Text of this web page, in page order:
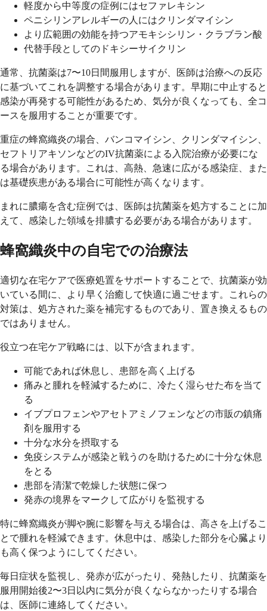
軽度から中等度の症例にはセファレキシン
ペニシリンアレルギーの人にはクリンダマイシン
より広範囲の効能を持つアモキシシリン・クラブラン酸
代替手段としてのドキシーサイクリン
通常、抗菌薬は7〜10日間服用しますが、医師は治療への反応
に基づいてこれを調整する場合があります。早期に中止すると
感染が再発する可能性があるため、気分が良くなっても、全コ
ースを服用することが重要です。
重症の蜂窩織炎の場合、バンコマイシン、クリンダマイシン、
セフトリアキソンなどのIV抗菌薬による入院治療が必要にな
る場合があります。これは、高熱、急速に広がる感染症、また
は基礎疾患がある場合に可能性が高くなります。
まれに膿瘍を含む症例では、医師は抗菌薬を処方することに加
えて、感染した領域を排膿する必要がある場合があります。
蜂窩織炎中の自宅での治療法
適切な在宅ケアで医療処置をサポートすることで、抗菌薬が効
いている間に、より早く治癒して快適に過ごせます。これらの
対策は、処方された薬を補完するものであり、置き換えるもの
ではありません。
役立つ在宅ケア戦略には、以下が含まれます。
可能であれば休息し、患部を高く上げる
痛みと腫れを軽減するために、冷たく湿らせた布を当て
る
イブプロフェンやアセトアミノフェンなどの市販の鎮痛
剤を服用する
十分な水分を摂取する
免疫システムが感染と戦うのを助けるために十分な休息
をとる
患部を清潔で乾燥した状態に保つ
発赤の境界をマークして広がりを監視する
特に蜂窩織炎が脚や腕に影響を与える場合は、高さを上げるこ
とで腫れを軽減できます。休息中は、感染した部分を心臓より
も高く保つようにしてください。
毎日症状を監視し、発赤が広がったり、発熱したり、抗菌薬を
服用開始後2〜3日以内に気分が良くならなかったりする場合
は、医師に連絡してください。